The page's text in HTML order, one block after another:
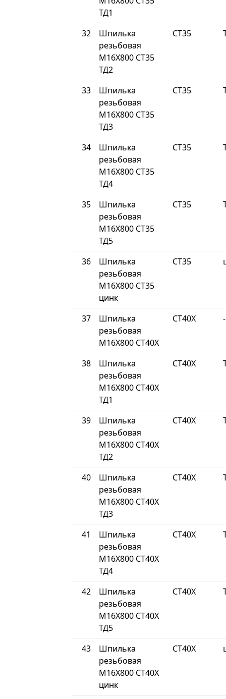
ТД1
32
Шпилька
резьбовая
М16Х800 СТ35
ТД2
СТ35
33
Шпилька
резьбовая
М16Х800 СТ35
ТД3
СТ35
34
Шпилька
резьбовая
М16Х800 СТ35
ТД4
СТ35
35
Шпилька
резьбовая
М16Х800 СТ35
ТД5
СТ35
36
Шпилька
резьбовая
М16Х800 СТ35
цинк
СТ35
37
Шпилька
резьбовая
М16Х800 СТ40Х
СТ40Х -
38
Шпилька
резьбовая
М16Х800 СТ40Х
ТД1
СТ40Х
39
Шпилька
резьбовая
М16Х800 СТ40Х
ТД2
СТ40Х
40
Шпилька
резьбовая
М16Х800 СТ40Х
ТД3
СТ40Х
41
Шпилька
резьбовая
М16Х800 СТ40Х
ТД4
СТ40Х
42
Шпилька
резьбовая
М16Х800 СТ40Х
ТД5
СТ40Х
43
Шпилька
резьбовая
М16Х800 СТ40Х
цинк
СТ40Х